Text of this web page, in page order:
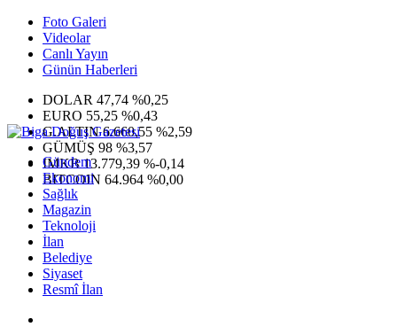
Foto Galeri
Videolar
Canlı Yayın
Günün Haberleri
DOLAR 47,74 %0,25
EURO 55,25 %0,43
G.ALTIN6.660,55 %2,59
GÜMÜŞ 98 %3,57
IMKB13.779,39 %-0,14
BITCOIN 64.964 %0,00
Gündem
Ekonomi
Sağlık
Magazin
Teknoloji
İlan
Belediye
Siyaset
Resmî İlan